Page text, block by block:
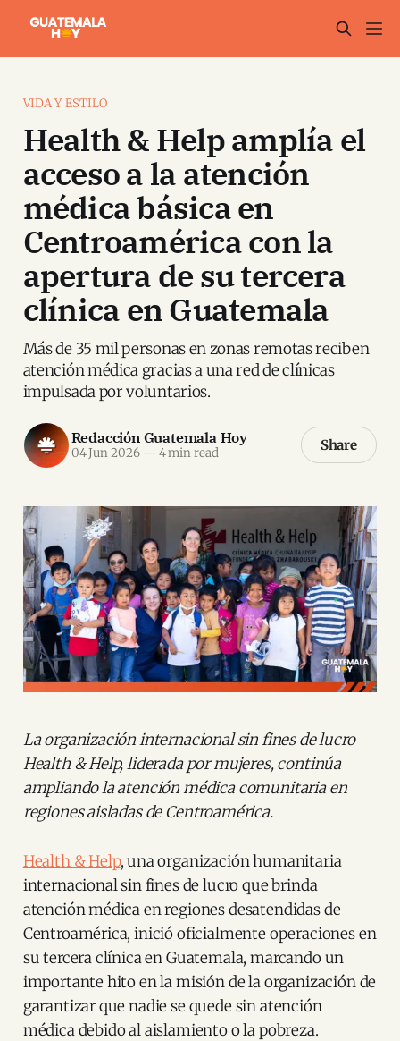
VIDA Y ESTILO
Health & Help amplía el
acceso a la atención
médica básica en
Centroamérica con la
apertura de su tercera
clínica en Guatemala
Más de 35 mil personas en zonas remotas reciben
atención médica gracias a una red de clínicas
impulsada por voluntarios.
Redacción Guatemala Hoy
04 Jun 2026 — 4 min read Share
La organización internacional sin fines de lucro
Health & Help, liderada por mujeres, continúa
ampliando la atención médica comunitaria en
regiones aisladas de Centroamérica.
Health & Help, una organización humanitaria
internacional sin fines de lucro que brinda
atención médica en regiones desatendidas de
Centroamérica, inició oficialmente operaciones en
su tercera clínica en Guatemala, marcando un
importante hito en la misión de la organización de
garantizar que nadie se quede sin atención
médica debido al aislamiento o la pobreza.